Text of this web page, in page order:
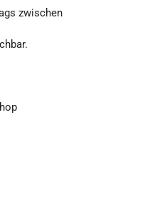
zwischen